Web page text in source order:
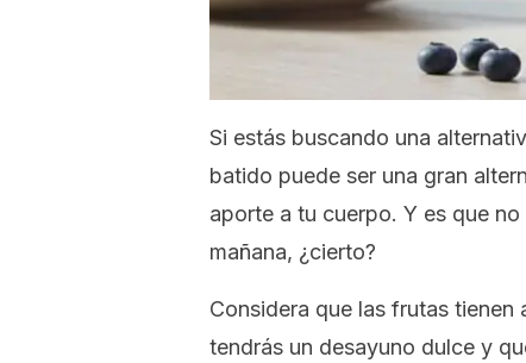
Si estás buscando una
batido puede ser una gran
aporte a tu cuerpo. Y es que
mañana, ¿cierto?
Considera que las frutas tienen
tendrás un desayuno dulce y